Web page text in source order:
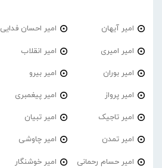
امیر آیهان امیر احسان فدایی
امیر امیری امیر انقلاب
امیر‌ بوران امیر بیرو
امیر پرواز امیر پیغمبری
امیر تاجیک امیر تبیان
امیر تمدن امیر چاوشی
امیر حسام رحمانی امیر خوشنگار